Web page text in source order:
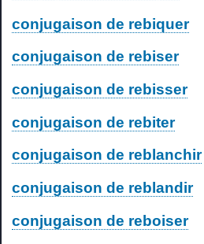
conjugaison de rebiquer
conjugaison de rebiser
conjugaison de rebisser
conjugaison de rebiter
conjugaison de reblanchir
conjugaison de reblandir
conjugaison de reboiser